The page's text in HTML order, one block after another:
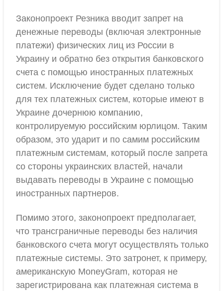
Законопроект Резника вводит запрет на
денежные переводы (включая электронные
платежи) физических лиц из России в
Украину и обратно без открытия банковского
счета с помощью иностранных платежных
систем. Исключение будет сделано только
для тех платежных систем, которые имеют в
Украине дочернюю компанию,
контролируемую российским юрлицом. Таким
образом, это ударит и по самим российским
платежным системам, который после запрета
со стороны украинских властей, начали
выдавать переводы в Украине с помощью
иностранных партнеров.
Помимо этого, законопроект предполагает,
что трансграничные переводы без наличия
банковского счета могут осуществлять только
платежные системы. Это затронет, к примеру,
американскую MoneyGram, которая не
зарегистрирована как платежная система в